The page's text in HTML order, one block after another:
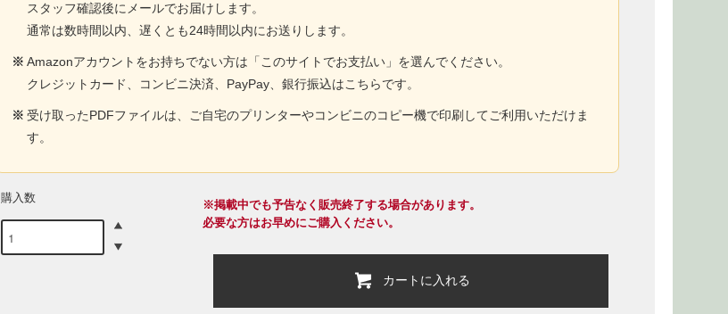
スタッフ確認後にメールでお届けします。
通常は数時間以内、遅くとも24時間以内にお送りします。
※ Amazonアカウントをお持ちでない方は「このサイトでお支払い」を選んでください。
クレジットカード、コンビニ決済、PayPay、銀行振込はこちらです。
※ 受け取ったPDFファイルは、ご自宅のプリンターやコンビニのコピー機で印刷してご利用いただけま
す。
購入数
※掲載中でも予告なく販売終了する場合があります。
必要な方はお早めにご購入ください。
カートに入れる